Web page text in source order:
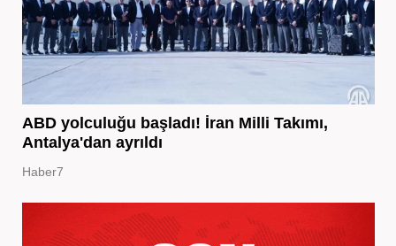
ABD yolculuğu başladı! İran Milli Takımı,
Antalya'dan ayrıldı
Haber7